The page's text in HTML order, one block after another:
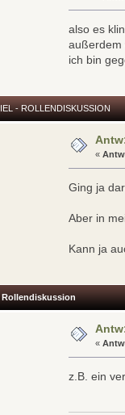
also es
außerdem
ich bin
- ROLLENDISKUSSION
«
Ging ja
Aber in
Kann ja
«
z.B. ein